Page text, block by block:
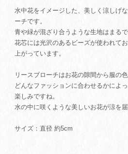
水中花をイメージした、美しく涼しげ
ーチです。
青や緑が混ざり合うような生地はまる
花芯には光沢のあるビーズが使われて
上がっています。
リースブローチはお花の隙間から服の
どんなファッションに合わせるかによ
楽しみですね。
水の中に咲くような美しいお花が涼を
サイズ：直径 約5cm